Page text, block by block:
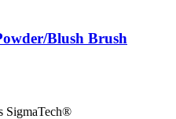
Blush Brush
SigmaTech®